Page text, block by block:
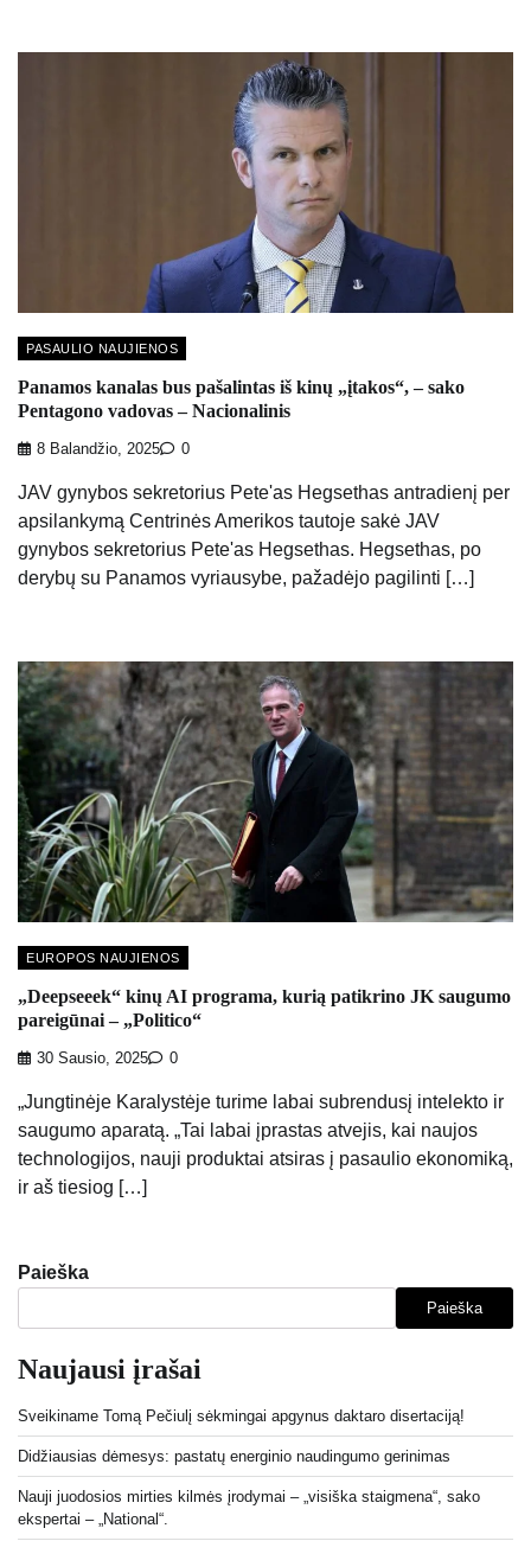
PASAULIO NAUJIENOS
Panamos kanalas bus pašalintas iš kinų „įtakos“, – sako
Pentagono vadovas – Nacionalinis
8 Balandžio, 2025 0
JAV gynybos sekretorius Pete'as Hegsethas antradienį per
apsilankymą Centrinės Amerikos tautoje sakė JAV
gynybos sekretorius Pete'as Hegsethas. Hegsethas, po
derybų su Panamos vyriausybe, pažadėjo pagilinti […]
EUROPOS NAUJIENOS
„Deepseeek“ kinų AI programa, kurią patikrino JK saugumo
pareigūnai – „Politico“
30 Sausio, 2025 0
„Jungtinėje Karalystėje turime labai subrendusį intelekto ir
saugumo aparatą. „Tai labai įprastas atvejis, kai naujos
technologijos, nauji produktai atsiras į pasaulio ekonomiką,
ir aš tiesiog […]
Paieška
Paieška
Naujausi įrašai
Sveikiname Tomą Pečiulį sėkmingai apgynus daktaro disertaciją!
Didžiausias dėmesys: pastatų energinio naudingumo gerinimas
Nauji juodosios mirties kilmės įrodymai – „visiška staigmena“, sako
ekspertai – „National“.